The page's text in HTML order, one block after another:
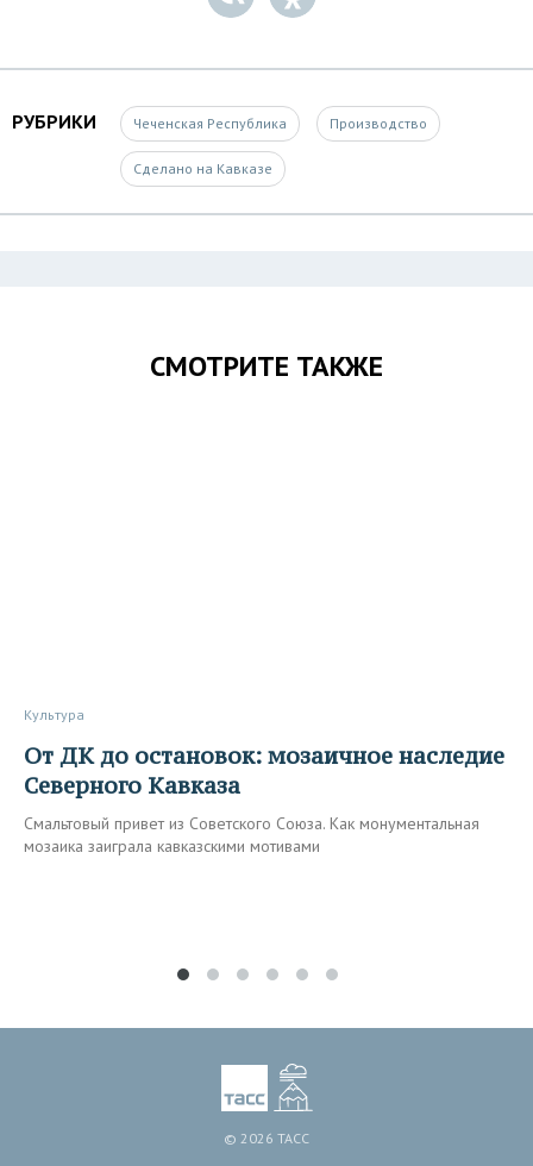
РУБРИКИ Чеченская Республика Производство
Сделано на Кавказе
СМОТРИТЕ ТАКЖЕ
Культура
От ДК до остановок: мозаичное наследие
Северного Кавказа
Смальтовый привет из Советского Союза. Как монументальная
мозаика заиграла кавказскими мотивами
© 2026 ТАСС